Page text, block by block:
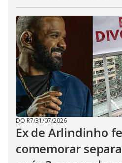
DO R7/31/07/2026
Ex de Arlindinho
comemorar